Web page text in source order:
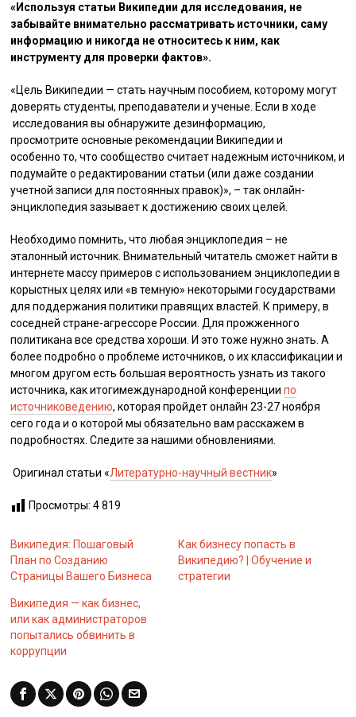
«Используя статьи Википедии для исследования, не
забывайте внимательно рассматривать источники, саму
информацию и никогда не относитесь к ним, как
инструменту для проверки фактов».
«Цель Википедии — стать научным пособием, которому могут
доверять студенты, преподаватели и ученые. Если в ходе
исследования вы обнаружите дезинформацию,
просмотрите основные рекомендации Википедии и
особенно то, что сообщество считает надежным источником, и
подумайте о редактировании статьи (или даже создании
учетной записи для постоянных правок)», – так онлайн-
энциклопедия зазывает к достижению своих целей.
Необходимо помнить, что любая энциклопедия – не
эталонный источник. Внимательный читатель сможет найти в
интернете массу примеров с использованием энциклопедии в
корыстных целях или «в темную» некоторыми государствами
для поддержания политики правящих властей. К примеру, в
соседней стране-агрессоре России. Для прожженного
политикана все средства хороши. И это тоже нужно знать. А
более подробно о проблеме источников, о их классификации и
многом другом есть большая вероятность узнать из такого
источника, как итогимеждународной конференциипо
источниковедению, которая пройдет онлайн 23-27 ноября
сего года и о которой мы обязательно вам расскажем в
подробностях. Следите за нашими обновлениями.
Оригинал статьи «Литературно-научный вестник»
Просмотры: 4 819
Википедия: Пошаговый
План по Созданию
Страницы Вашего Бизнеса
Как бизнесу попасть в
Википедию? | Обучение и
стратегии
Википедия — как бизнес,
или как администраторов
попытались обвинить в
коррупции